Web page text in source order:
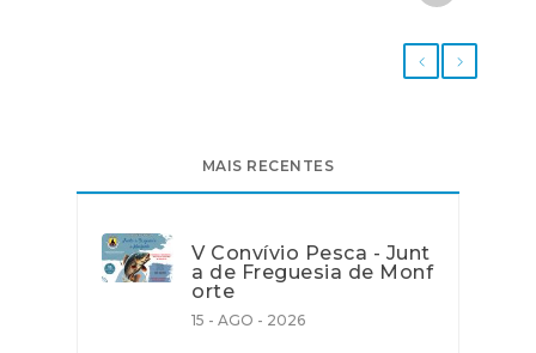
MAIS RECENTES
V Convívio Pesca - Junt
a de Freguesia de Monf
orte
15 - AGO - 2026